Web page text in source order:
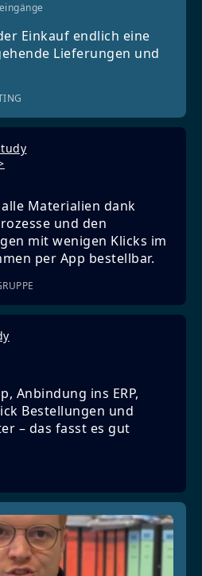
Einkauf endlich eine
Lieferungen und
alle Materialien dank
und den
mit wenigen Klicks im
per App bestellbar.
Anbindung ins ERP,
Bestellungen und
– das fasst es gut